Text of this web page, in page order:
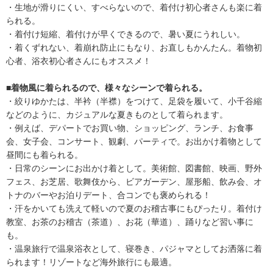
・生地が滑りにくい、すべらないので、着付け初心者さんも楽に着
られる。
・着付け短縮、着付けが早くできるので、暑い夏にうれしい。
・着くずれない、着崩れ防止にもなり、お直しもかんたん。着物初
心者、浴衣初心者さんにもオススメ！
■着物風に着られるので、様々なシーンで着られる。
・絞りゆかたは、半衿（半襟）をつけて、足袋を履いて、小千谷縮
などのように、カジュアルな夏きものとして着られます。
・例えば、デパートでお買い物、ショッピング、ランチ、お食事
会、女子会、コンサート、観劇、パーティで。お出かけ着物として
昼間にも着られる。
・日常のシーンにお出かけ着として。美術館、図書館、映画、野外
フェス、お芝居、歌舞伎から、ビアガーデン、屋形船、飲み会、オ
トナのバーやお泊りデート、合コンでも褒められる！
・汗をかいても洗えて軽いので夏のお稽古事にもぴったり。着付け
教室、お茶のお稽古（茶道）、お花（華道）、踊りなど習い事に
も。
・温泉旅行で温泉浴衣として、寝巻き、パジャマとしてお洒落に着
られます！リゾートなど海外旅行にも最適。